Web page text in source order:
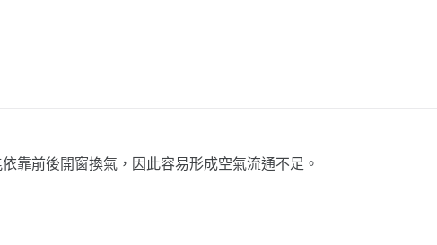
靠前後開窗換氣，因此容易形成空氣流通不足。